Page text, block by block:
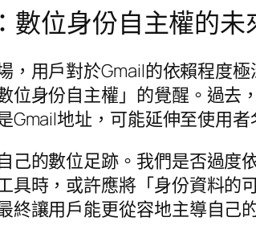
數位身份自主權的未
，用戶對於Gmail的依賴程度
位身份自主權」的覺醒。過
Gmail地址，可能延伸至使用
己的數位足跡。我們是否過
具時，或許應將「身份資料
終讓用戶能更從容地主導自